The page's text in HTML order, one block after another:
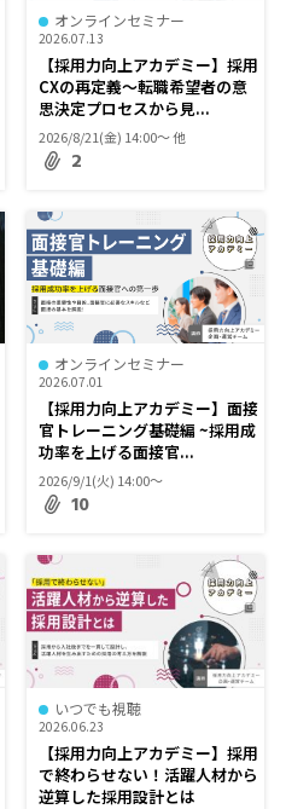
オンラインセミナー
2026.07.13
【採用力向上アカデミー】採用
CXの再定義～転職希望者の意
思決定プロセスから見...
2026/8/21(金) 14:00〜 他
2
オンラインセミナー
2026.07.01
【採用力向上アカデミー】面接
官トレーニング基礎編 ~採用成
功率を上げる面接官...
2026/9/1(火) 14:00〜
10
いつでも視聴
2026.06.23
【採用力向上アカデミー】採用
で終わらせない！活躍人材から
逆算した採用設計とは